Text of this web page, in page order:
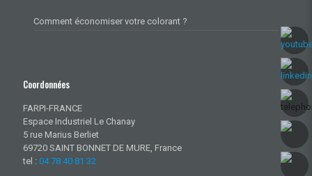
Comment économiser votre colorant ?
Coordonnées
FARPI-FRANCE
Espace Industriel Le Chanay
5 rue Marius Berliet
69720 SAINT BONNET DE MURE, France
tel : 04 78 40 81 32